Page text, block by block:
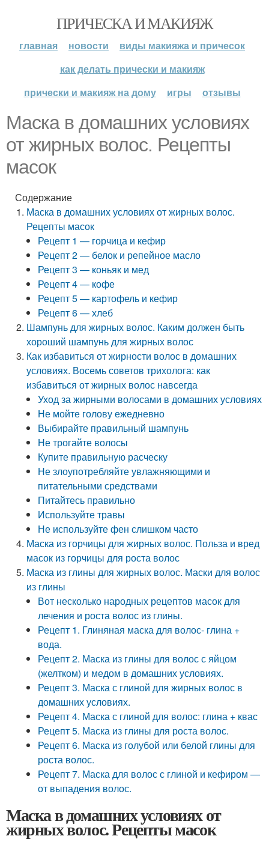
ПРИЧЕСКА И МАКИЯЖ
главная новости
виды макияжа и причесок
как делать прически и макияж
прически и макияж на дому
игры отзывы
Маска в домашних условиях
от жирных волос. Рецепты
масок
Содержание
Маска в домашних условиях от жирных волос.
Рецепты масок
Рецепт 1 — горчица и кефир
Рецепт 2 — белок и репейное масло
Рецепт 3 — коньяк и мед
Рецепт 4 — кофе
Рецепт 5 — картофель и кефир
Рецепт 6 — хлеб
Шампунь для жирных волос. Каким должен быть
хороший шампунь для жирных волос
Как избавиться от жирности волос в домашних
условиях. Восемь советов трихолога: как
избавиться от жирных волос навсегда
Уход за жирными волосами в домашних условиях
Не мойте голову ежедневно
Выбирайте правильный шампунь
Не трогайте волосы
Купите правильную расческу
Не злоупотребляйте увлажняющими и
питательными средствами
Питайтесь правильно
Используйте травы
Не используйте фен слишком часто
Маска из горчицы для жирных волос. Польза и вред
масок из горчицы для роста волос
Маска из глины для жирных волос. Маски для волос
из глины
Вот несколько народных рецептов масок для
лечения и роста волос из глины.
Рецепт 1. Глиняная маска для волос- глина +
вода.
Рецепт 2. Маска из глины для волос с яйцом
(желтком) и медом в домашних условиях.
Рецепт 3. Маска с глиной для жирных волос в
домашних условиях.
Рецепт 4. Маска с глиной для волос: глина + квас
Рецепт 5. Маска из глины для роста волос.
Рецепт 6. Маска из голубой или белой глины для
роста волос.
Рецепт 7. Маска для волос с глиной и кефиром —
от выпадения волос.
Маска в домашних условиях от
жирных волос. Рецепты масок